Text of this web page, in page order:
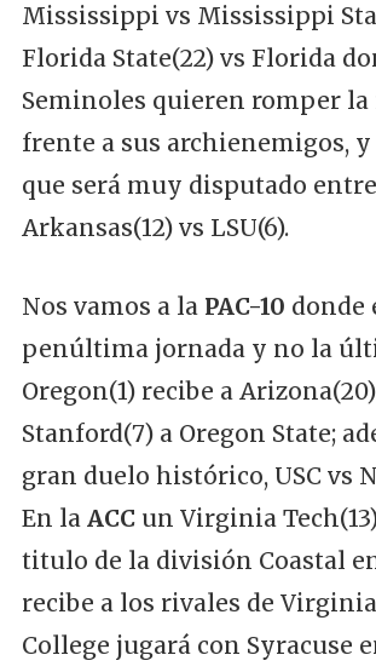
Mississippi vs Mississippi
Florida State(22) vs Florida
Seminoles quieren romper la
frente a sus archienemigos,
que será muy disputado
Arkansas(12) vs LSU(6).
Nos vamos a la PAC-10 donde
penúltima jornada y no la
Oregon(1) recibe a
Stanford(7) a Oregon State;
gran duelo histórico, USC vs
En la ACCun Virginia
titulo de la división Coastal
recibe a los rivales de
College jugará con Syracuse